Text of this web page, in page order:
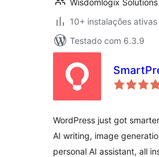
Wisdomlogix
10+ instalações ativas
Testado com 6.3.9
WordPress just got
AI writing, image
personal AI assistant, all